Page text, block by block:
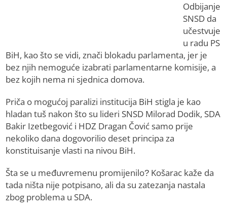
Odbijanje
SNSD da
učestvuje
u radu PS
BiH, kao što se vidi, znači blokadu parlamenta, jer je
bez njih nemoguće izabrati parlamentarne komisije, a
bez kojih nema ni sjednica domova.
Priča o mogućoj paralizi institucija BiH stigla je kao
hladan tuš nakon što su lideri SNSD Milorad Dodik, SDA
Bakir Izetbegović i HDZ Dragan Čović samo prije
nekoliko dana dogovorilio deset principa za
konstituisanje vlasti na nivou BiH.
Šta se u međuvremenu promijenilo? Košarac kaže da
tada ništa nije potpisano, ali da su zatezanja nastala
zbog problema u SDA.